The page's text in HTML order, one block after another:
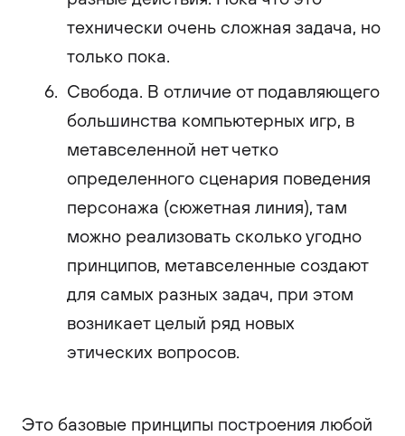
технически очень сложная задача, но
только пока.
Свобода. В отличие от подавляющего
большинства компьютерных игр, в
метавселенной нет четко
определенного сценария поведения
персонажа (сюжетная линия), там
можно реализовать сколько угодно
принципов, метавселенные создают
для самых разных задач, при этом
возникает целый ряд новых
этических вопросов.
Это базовые принципы построения любой